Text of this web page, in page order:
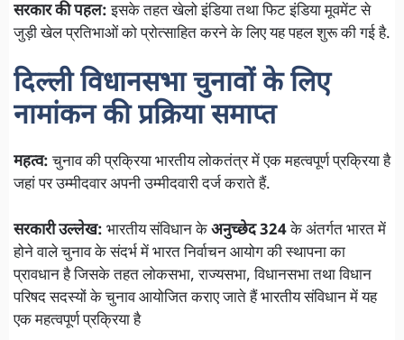
सरकार की पहल:इसके तहत खेलो इंडिया तथा फिट इंडिया मूवमेंट से
जुड़ी खेल प्रतिभाओं को प्रोत्साहित करने के लिए यह पहल शुरू की गई है.
दिल्ली विधानसभा चुनावों के लिए
नामांकन की प्रक्रिया समाप्त
महत्व:चुनाव की प्रक्रिया भारतीय लोकतंत्र में एक महत्वपूर्ण प्रक्रिया है
जहां पर उम्मीदवार अपनी उम्मीदवारी दर्ज कराते हैं.
सरकारी उल्लेख: भारतीय संविधान केअनुच्छेद 324के अंतर्गत भारत में
होने वाले चुनाव के संदर्भ में भारत निर्वाचन आयोग की स्थापना का
प्रावधान है जिसके तहत लोकसभा, राज्यसभा, विधानसभा तथा विधान
परिषद सदस्यों के चुनाव आयोजित कराए जाते हैं भारतीय संविधान में यह
एक महत्वपूर्ण प्रक्रिया है